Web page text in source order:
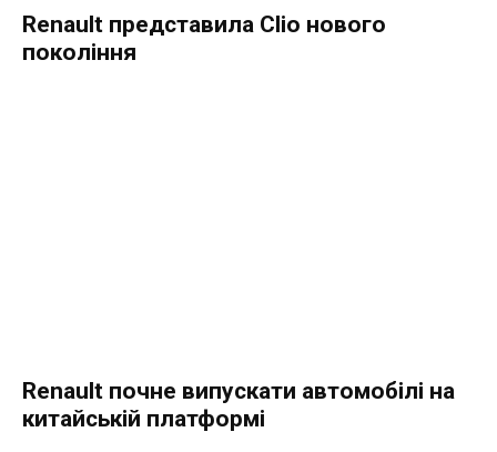
Renault представила Clio нового
покоління
Renault почне випускати автомобілі на
китайській платформі